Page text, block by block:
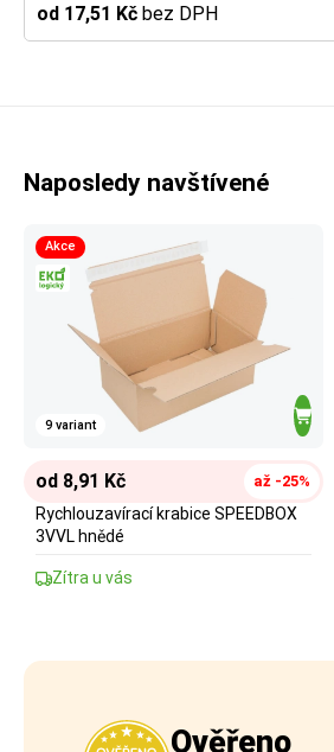
od 17,51 Kč bez DPH
Naposledy navštívené
Akce
9 variant
od 8,91 Kč až -25%
Rychlouzavírací krabice SPEEDBOX
3VVL hnědé
Zítra u vás
Ověřeno